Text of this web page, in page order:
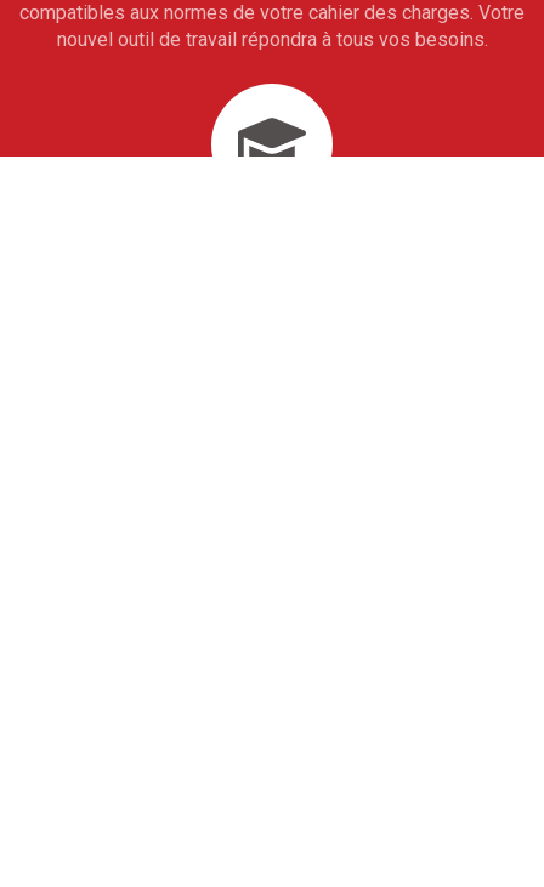
compatibles aux normes de votre cahier des charges. Votre
nouvel outil de travail répondra à tous vos besoins.